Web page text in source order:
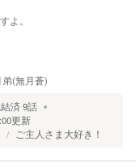
よ。
(無月蒼)
済9話
更新
ご主人さま大好き！